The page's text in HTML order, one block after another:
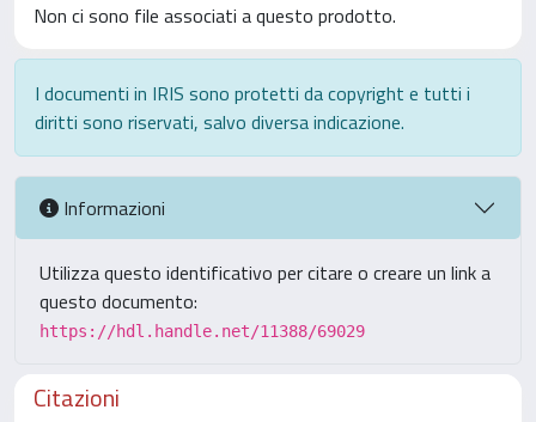
Non ci sono file associati a questo prodotto.
I documenti in IRIS sono protetti da copyright e tutti i
diritti sono riservati, salvo diversa indicazione.
Informazioni
Utilizza questo identificativo per citare o creare un link a
questo documento:
https://hdl.handle.net/11388/69029
Citazioni